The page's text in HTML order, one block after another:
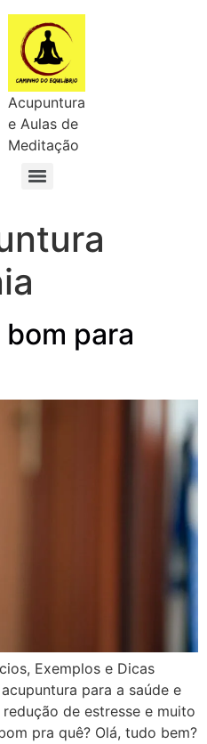
Acupuntura
e Aulas de
Meditação
para
Exemplos e Dicas
para a saúde e
de estresse e muito
pra quê? Olá, tudo bem?